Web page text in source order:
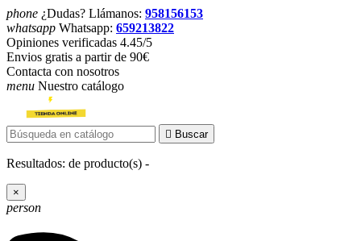
phone ¿Dudas? Llámanos: 958156153
whatsapp Whatsapp: 659213822
Opiniones verificadas 4.45/5
Envios gratis a partir de 90€
Contacta con nosotros
menu Nuestro catálogo
 Buscar
Resultados: de producto(s) -
×
person